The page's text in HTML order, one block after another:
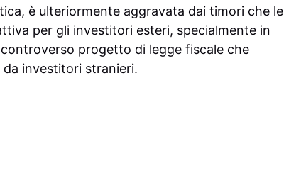
è ulteriormente aggravata dai timori che le
per gli investitori esteri, specialmente in
progetto di legge fiscale che
investitori stranieri.